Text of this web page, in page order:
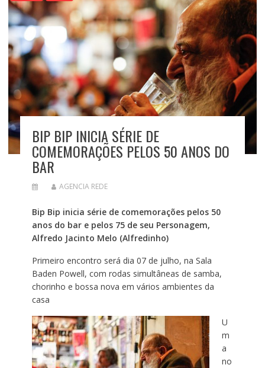
BIP BIP INICIA SÉRIE DE
COMEMORAÇÕES PELOS 50 ANOS DO
BAR
AGENCIA REDE
Bip Bip inicia série de comemorações pelos 50
anos do bar e pelos 75 de seu Personagem,
Alfredo Jacinto Melo (Alfredinho)
Primeiro encontro será dia 07 de julho, na Sala
Baden Powell, com rodas simultâneas de samba,
chorinho e bossa nova em vários ambientes da
casa
U
m
a
no